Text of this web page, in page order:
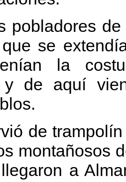
pobladores
se
tenían la
y de aquí
de
montañosos
a